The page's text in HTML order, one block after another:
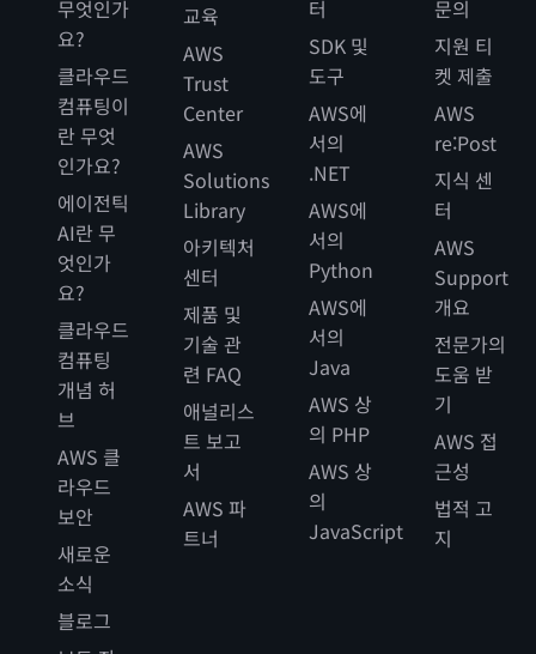
무엇인가
요?
클라우드
컴퓨팅이
란 무엇
인가요?
에이전틱
AI란 무
엇인가
요?
클라우드
컴퓨팅
개념 허
브
AWS 클
라우드
보안
새로운
소식
블로그
교육
AWS
Trust
Center
AWS
Solutions
Library
아키텍처
센터
제품 및
기술 관
련 FAQ
애널리스
트 보고
서
AWS 파
트너
터
SDK 및
도구
AWS에
서의
.NET
AWS에
서의
Python
AWS에
서의
Java
AWS 상
의 PHP
AWS 상
의
JavaScript
문의
지원 티
켓 제출
AWS
re:Post
지식 센
터
AWS
Support
개요
전문가의
도움 받
기
AWS 접
근성
법적 고
지